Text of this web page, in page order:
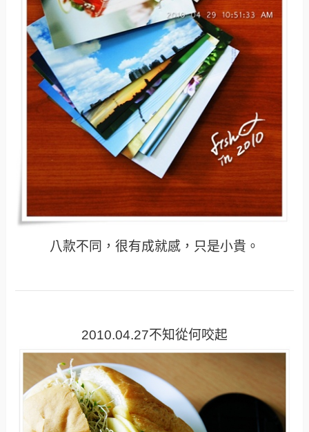
八款不同，很有成就感，只是小貴。
2010.04.27不知從何咬起